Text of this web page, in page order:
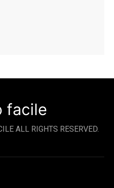
facile
ALL RIGHTS RESERVED.